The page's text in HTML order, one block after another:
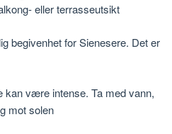
ellerterrasseutsikt
begivenhet for Sienesere. Det er
kan være intense. Ta med vann,
motsolen